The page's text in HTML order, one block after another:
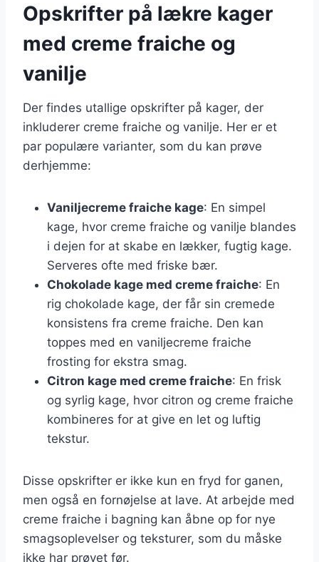
Opskrifter på lækre kager
med creme fraiche og
vanilje
Der findes utallige opskrifter på kager, der
inkluderer creme fraiche og vanilje. Her er et
par populære varianter, som du kan prøve
derhjemme:
Vaniljecreme fraiche kage: En simpel
kage, hvor creme fraiche og vanilje blandes
i dejen for at skabe en lækker, fugtig kage.
Serveres ofte med friske bær.
Chokolade kage med creme fraiche: En
rig chokolade kage, der får sin cremede
konsistens fra creme fraiche. Den kan
toppes med en vaniljecreme fraiche
frosting for ekstra smag.
Citron kage med creme fraiche: En frisk
og syrlig kage, hvor citron og creme fraiche
kombineres for at give en let og luftig
tekstur.
Disse opskrifter er ikke kun en fryd for ganen,
men også en fornøjelse at lave. At arbejde med
creme fraiche i bagning kan åbne op for nye
smagsoplevelser og teksturer, som du måske
ikke har prøvet før.